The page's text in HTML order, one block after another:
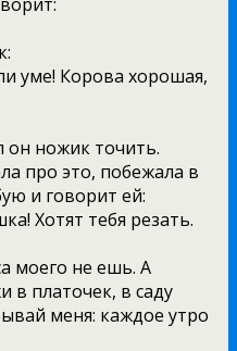
уме! Корова хорошая,
он ножик точить.
про это, побежала в
и говорит ей:
Хотят тебя резать.
моего не ешь. А
в платочек, в саду
меня: каждое утро